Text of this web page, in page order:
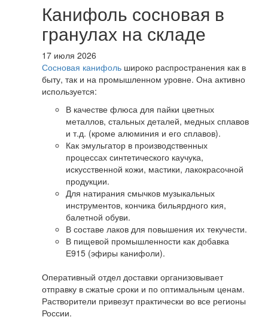
Канифоль сосновая в
гранулах на складе
17 июля 2026
Сосновая канифоль широко распространения как в
быту, так и на промышленном уровне. Она активно
используется:
В качестве флюса для пайки цветных
металлов, стальных деталей, медных сплавов
и т.д. (кроме алюминия и его сплавов).
Как эмульгатор в производственных
процессах синтетического каучука,
искусственной кожи, мастики, лакокрасочной
продукции.
Для натирания смычков музыкальных
инструментов, кончика бильярдного кия,
балетной обуви.
В составе лаков для повышения их текучести.
В пищевой промышленности как добавка
Е915 (эфиры канифоли).
Оперативный отдел доставки организовывает
отправку в сжатые сроки и по оптимальным ценам.
Растворители привезут практически во все регионы
России.